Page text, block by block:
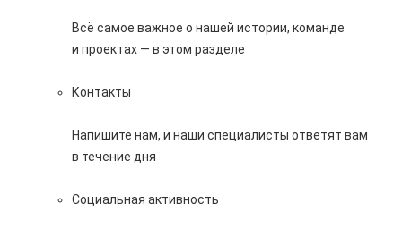
Всё самое важное о нашей истории, команде
и проектах — в этом разделе
Контакты
Напишите нам, и наши специалисты ответят вам
в течение дня
Социальная активность